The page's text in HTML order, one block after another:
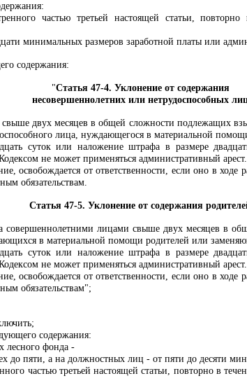
частью третьей настоящей статьи,
минимальных размеров заработной платы или
содержания:
"Статья 47-4. Уклонение от содержания
несовершеннолетних или нетрудоспособных
свыше двух месяцев в общей сложности подлежащих
лица, нуждающегося в материальной
суток или наложение штрафа в размере
не может применяться административный арест.
освобождается от ответственности, если оно в ходе
обязательствам.
Статья 47-5. Уклонение от содержания
совершеннолетними лицами свыше двух месяцев в
в материальной помощи родителей или
суток или наложение штрафа в размере
не может применяться административный арест.
освобождается от ответственности, если оно в ходе
обязательствам";
содержания:
лесного фонда -
до пяти, а на должностных лиц - от пяти до десяти
частью третьей настоящей статьи, повторно в